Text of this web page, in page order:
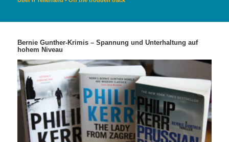
Bernie Gunther-Krimis – Spannung und Unterhaltung auf
hohem Niveau